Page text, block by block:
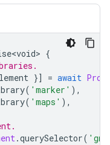
{
}] = await
( 'marker' ),
( 'maps' ),
.querySelector(